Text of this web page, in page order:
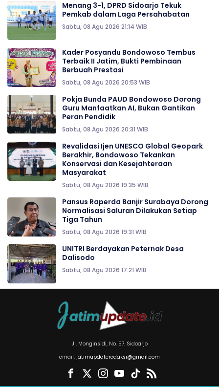
Menang 3-1, DPRD Sidoarjo Tekuk
Pemkab dalam Laga Persahabatan
Sabtu, 08 Agu 2026 21:14 WIB
Kader Posyandu Bondowoso Tembus
Terbaik II Jatim, Bukti Pembinaan
Berbuah Prestasi
Sabtu, 08 Agu 2026 20:53 WIB
Pokja Bunda PAUD Bondowoso Dorong
Guru Manfaatkan AI, Bukan Gantikan
Peran Pendidik
Sabtu, 08 Agu 2026 20:31 WIB
Revalidasi Ijen UNESCO Global Geopark
Berakhir, Bondowoso Tekankan
Konservasi dan Kesejahteraan
Masyarakat
Sabtu, 08 Agu 2026 19:35 WIB
Pansus Raperda Banjir Surabaya Dorong
Normalisasi Saluran Dilakukan Setiap
Tiga Tahun
Sabtu, 08 Agu 2026 19:31 WIB
UNITRI Berdayakan Peternak Desa
Dalisodo
Sabtu, 08 Agu 2026 17:21 WIB
Jl. Monginsidi, No. 57. Sidoarjo
email: jatimupdateredaksi@gmail.com